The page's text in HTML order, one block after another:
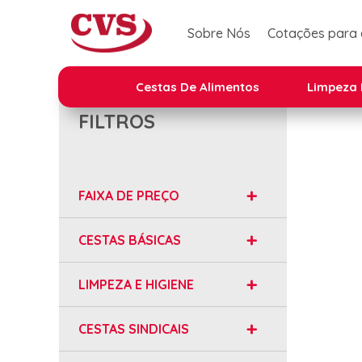
Sobre Nós Cotações para
Cestas De Alimentos Limpeza
FILTROS
FAIXA DE PREÇO
CESTAS BÁSICAS
LIMPEZA E HIGIENE
CESTAS SINDICAIS